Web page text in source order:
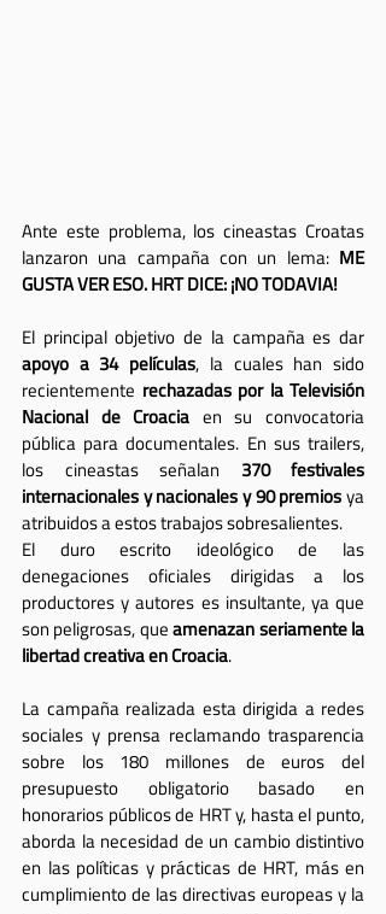
Ante este problema, los cineastas Croatas
lanzaron una campaña con un lema: ME
GUSTA VER ESO. HRT DICE: ¡NO TODAVIA!
apoyo a 34 películas, la cuales han sido
recientemente rechazadas por la Televisión
Nacional de Croacia en su convocatoria
pública para documentales. En sus trailers,
los cineastas señalan 370 festivales
internacionales y nacionales y 90 premios ya
atribuidos a estos trabajos sobresalientes.
El duro escrito ideológico de las
denegaciones oficiales dirigidas a los
productores y autores es insultante, ya que
son peligrosas, que amenazan seriamente la
libertad creativa en Croacia.
La campaña realizada esta dirigida a redes
sociales y prensa reclamando trasparencia
sobre los 180 millones de euros del
presupuesto obligatorio basado en
honorarios públicos de HRT y, hasta el punto,
aborda la necesidad de un cambio distintivo
en las políticas y prácticas de HRT, más en
cumplimiento de las directivas europeas y la